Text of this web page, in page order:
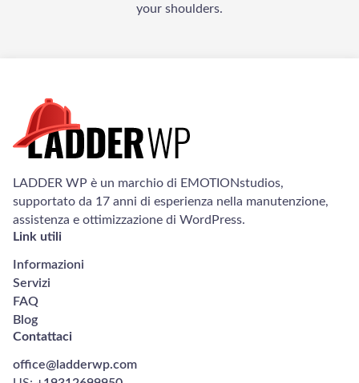
your shoulders.
LADDER WP è un marchio di EMOTIONstudios,
supportato da 17 anni di esperienza nella manutenzione,
assistenza e ottimizzazione di WordPress.
Link utili
Informazioni
Servizi
FAQ
Blog
Contattaci
office@ladderwp.com